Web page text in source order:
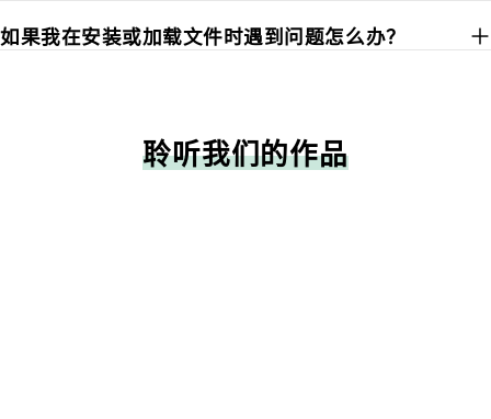
如果我在安装或加载文件时遇到问题怎么办？
聆听我们的作品